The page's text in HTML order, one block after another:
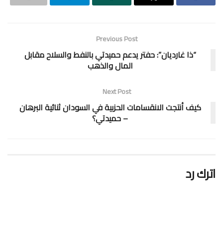
Previous Post
“ذا غارديان”: حفتر يدعم حميدتي بالنفط والسلاح مقابل
المال والذهب
Next Post
كيف أنتجت الانقسامات الحزبية في السودان ثنائية البرهان
– حميدتي؟
اترك رد